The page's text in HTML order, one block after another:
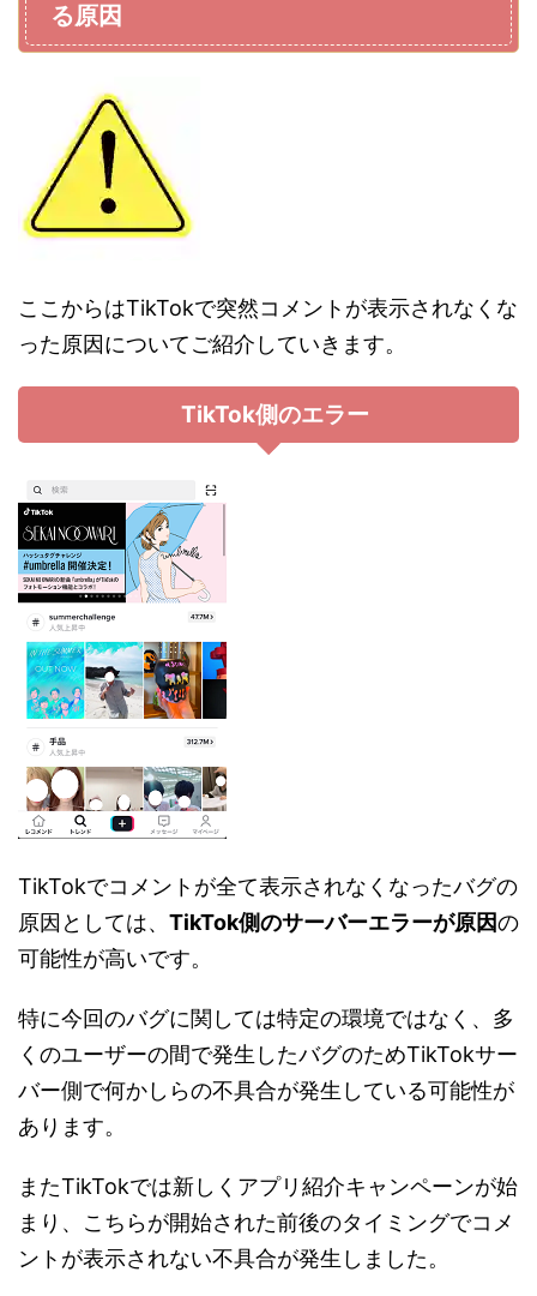
る原因
ここからはTikTokで突然コメントが表示されなくな
った原因についてご紹介していきます。
TikTok側のエラー
TikTokでコメントが全て表示されなくなったバグの
原因としては、 TikTok側のサーバーエラーが原因の
可能性が高いです。
特に今回のバグに関しては特定の環境ではなく、多
くのユーザーの間で発生したバグのためTikTokサー
バー側で何かしらの不具合が発生している可能性が
あります。
またTikTokでは新しくアプリ紹介キャンペーンが始
まり、こちらが開始された前後のタイミングでコメ
ントが表示されない不具合が発生しました。